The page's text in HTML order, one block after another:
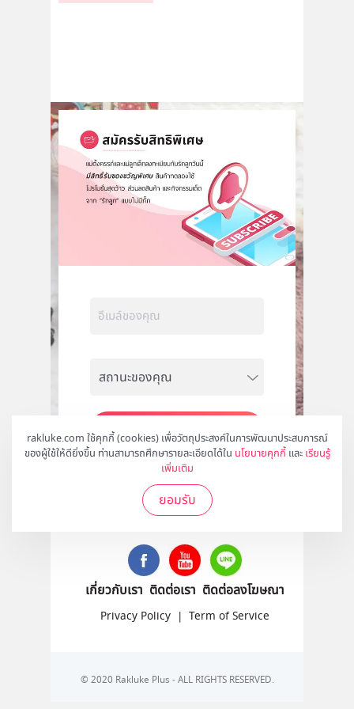
rakluke.com ใช้คุกกี้ (cookies) เพื่อวัตถุประสงค์ในการพัฒนาประสบการณ์
ของผู้ใช้ให้ดียิ่งขึ้น ท่านสามารถศึกษารายละเอียดได้ใน นโยบายคุกกี้ และ เรียนรู้
เพิ่มเติม
ยอมรับ
สมัคร
ติดตามเราได้ที่
เกี่ยวกับเรา ติดต่อเรา ติดต่อลงโฆษณา
Privacy Policy | Term of Service
© 2020 Rakluke Plus - ALL RIGHTS RESERVED.